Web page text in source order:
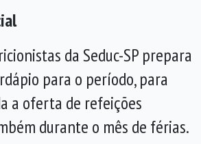
da Seduc-SP prepara
para o período, para
a oferta de refeições
durante o mês de férias.